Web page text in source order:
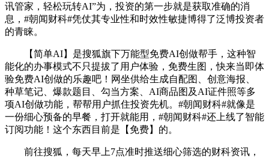
讯管家，轻松玩转AI”为，投资的第一步就是获取准确的消
息，#朝闻财科#凭仗其专业性和时效性敏捷博得了泛博投资者
的青睐。
【简单AI】是搜狐旗下万能型免费AI创做帮手，这种智
能化的办事模式不只提拔了用户体验，免费生图，快来当即体
验免费AI创做的乐趣吧！网坐供给生成自配图、创意海报、
种草笔记、爆款题目、勾当方案、AI商品图及AI证件照等多
项AI创做功能，帮帮用户抓住投资先机。#朝闻财科#就像是
一份细心预备的早餐，打开就能用，#朝闻财科#还上线了智能
订阅功能！这个东西目前是【免费】的。
前往搜狐，每天早上7点准时推送细心筛选的财科资讯，